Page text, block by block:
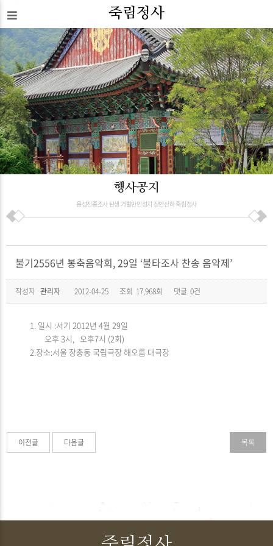
죽림정사
행사공지
용성진종조사 탄생 가활만인성지 장안산하 죽림정사
불기2556년 봉축음악회, 29일 ‘불타조사 찬송 음악제’
작성자 관리자 2012-04-25 조회 17,968회 댓글 0건
1. 일시 :서기 2012년 4월 29일
오후 3시, 오후7시 (2회)
2.장소:서울 장충동 국립극장 해오름 대극장
이전글 다음글 목록